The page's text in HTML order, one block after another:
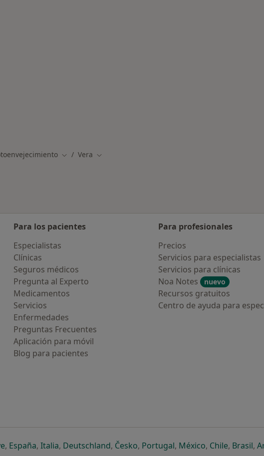
Cambiar de ciudad
Vera Cambiar de ciudad
Para los pacientes
Especialistas
Clínicas
Seguros médicos
Pregunta al Experto
Medicamentos
Servicios
Enfermedades
Preguntas Frecuentes
Aplicación para móvil
Blog para pacientes
Para profesionales
Precios
Servicios para especialistas
Servicios para clínicas
Noa Notes
nuevo
Recursos gratuitos
Centro de ayuda para
en una nueva pestaña
se abre en una nueva pestaña
, Españase abre en una nueva pestaña
, Italiase abre en una nueva pestaña
, Deutschlandse abre en una nueva pestaña
, Českose abre en una nueva pestaña
, Portugalse abre en una nueva
, Méxicose abre en una
, Chilese abre
, Brasilse
,